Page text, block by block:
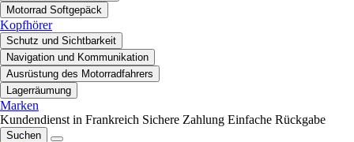
Motorrad Softgepäck
Kopfhörer
Schutz und Sichtbarkeit
Navigation und Kommunikation
Ausrüstung des Motorradfahrers
Lagerräumung
Marken
Kundendienst in Frankreich Sichere Zahlung Einfache Rückgabe
Suchen